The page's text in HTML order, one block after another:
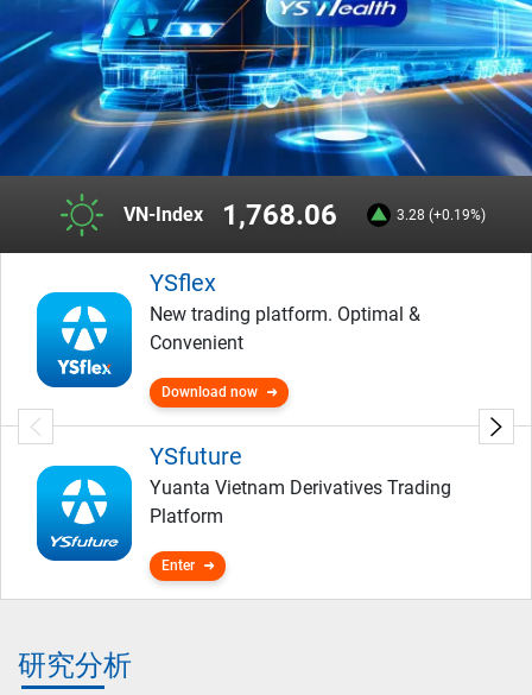
VN-Index 1,768.06 3.28 (+0.19%)
YSflex
New trading platform. Optimal &
Convenient
Download now
YSfuture
Yuanta Vietnam Derivatives Trading
Platform
Enter
研究分析